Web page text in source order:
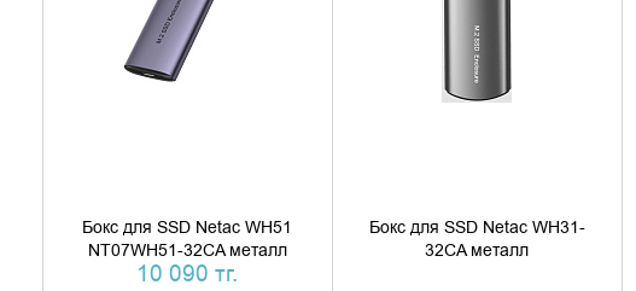
Бокс для SSD Netac WH51
NT07WH51-32CA металл
10 090 тг.
Бокс для SSD Netac WH31-
32CA металл